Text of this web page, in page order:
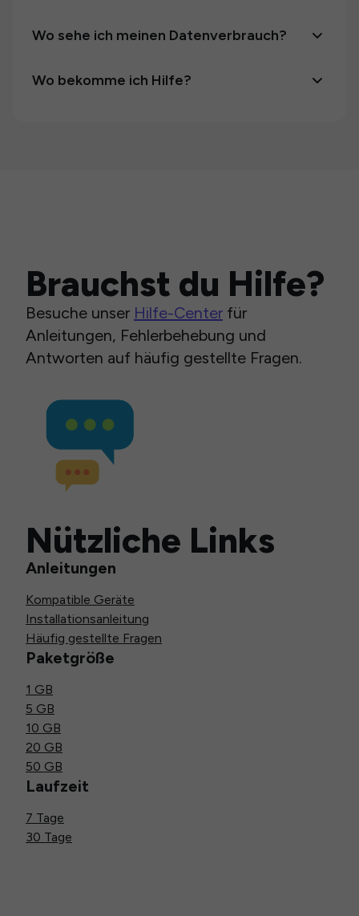
Wo sehe ich meinen Datenverbrauch?
Wo bekomme ich Hilfe?
Brauchst du Hilfe?
Besuche unser Hilfe-Center für
Anleitungen, Fehlerbehebung und
Antworten auf häufig gestellte Fragen.
Nützliche Links
Anleitungen
Kompatible Geräte
Installationsanleitung
Häufig gestellte Fragen
Paketgröße
1 GB
5 GB
10 GB
20 GB
50 GB
Laufzeit
7 Tage
30 Tage